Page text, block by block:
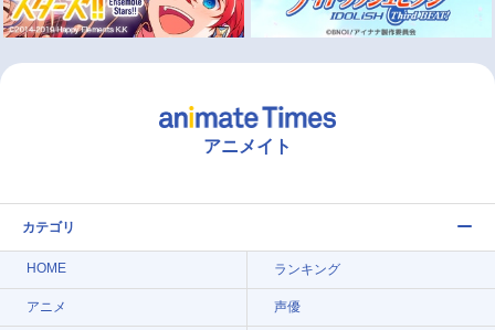
アニメイト
カテゴリ
HOME ランキング
アニメ 声優